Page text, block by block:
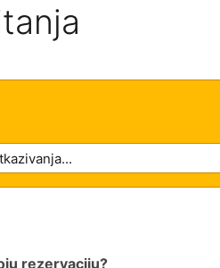
rezervaciju?